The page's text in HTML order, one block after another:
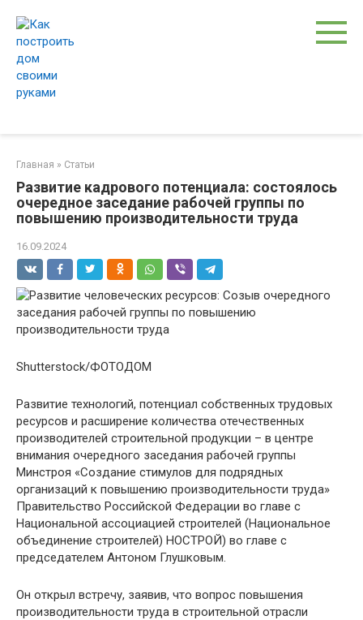
контенту
Главная » Статьи
Развитие кадрового потенциала: состоялось
очередное заседание рабочей группы по
повышению производительности труда
16.09.2024
Shutterstock/ФОТОДОМ
Развитие технологий, потенциал собственных трудовых
ресурсов и расширение количества отечественных
производителей строительной продукции – в центре
внимания очередного заседания рабочей группы
Минстроя «Создание стимулов для подрядных
организаций к повышению производительности труда»
Правительство Российской Федерации во главе с
Национальной ассоциацией строителей (Национальное
объединение строителей) НОСТРОЙ) во главе с
председателем Антоном Глушковым.
Он открыл встречу, заявив, что вопрос повышения
производительности труда в строительной отрасли